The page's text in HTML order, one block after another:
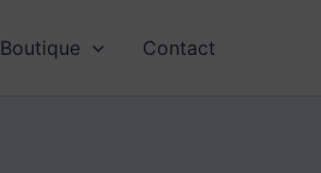
Boutique Contact